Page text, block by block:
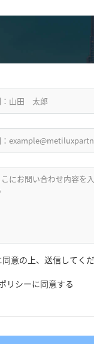
同意の上、送信してくだ
リシーに同意する